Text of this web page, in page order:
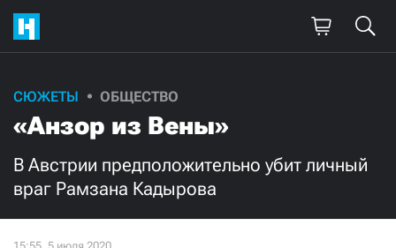
СЮЖЕТЫ ОБЩЕСТВО
«Анзор из Вены»
В Австрии предположительно убит личный
враг Рамзана Кадырова
Поддержите
нашу работу!
Ежемесячно Разово
3000 1000